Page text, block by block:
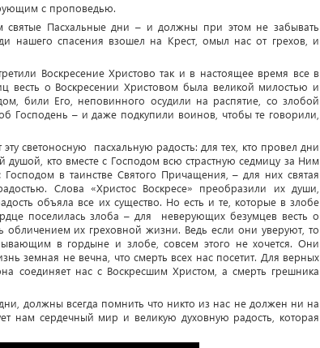
с проповедью.
Пасхальные дни – и должны при этом не забывать
нашего спасения взошел на Крест, омыл нас от грехов, и
Воскресение Христово так и в настоящее время все в
весть о Воскресении Христовом была великой милостью и
били Его, неповинного осудили на распятие, со злобой
Господень – и даже подкупили воинов, чтобы те говорили,
светоносную пасхальную радость: для тех, кто провел дни
душой, кто вместе с Господом всю страстную седмицу за Ним
в таинстве Святого Причащения, – для них святая
Слова «Христос Воскресе» преобразили их души,
объяла все их существо. Но есть и те, которые в злобе
поселилась злоба – для неверующих безумцев весть о
обличением их греховной жизни. Ведь если они уверуют, то
в гордыне и злобе, совсем этого не хочется. Они
земная не вечна, что смерть всех нас посетит. Для верных
соединяет нас с Воскресшим Христом, а смерть грешника
должны всегда помнить что никто из нас не должен ни на
нам сердечный мир и великую духовную радость, которая